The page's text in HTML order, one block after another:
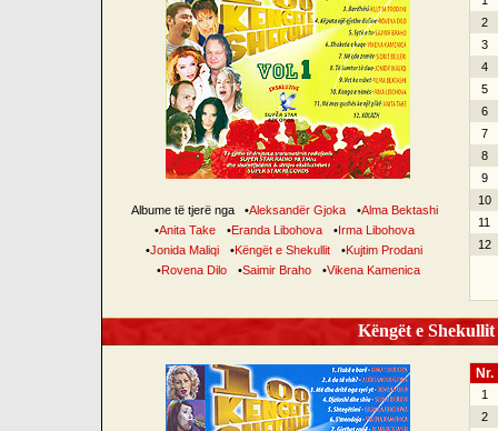
Albume të tjerë nga •Aleksandër Gjoka •Alma Bektashi
•Anita Take •Eranda Libohova •Irma Libohova
•Jonida Maliqi •Këngët e Shekullit •Kujtim Prodani
•Rovena Dilo •Saimir Braho •Vikena Kamenica
2
3
4
5
6
7
8
9
10
11
12
Këngët e
Nr.
1
2